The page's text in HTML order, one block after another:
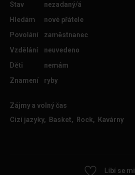
Stav
nezadaný/á
Hledám
nové přátele
Povolání
zaměstnanec
Vzdělání
neuvedeno
Děti
nemám
Znamení
ryby
Zájmy a volný čas
Cizí jazyky, Basket, Rock, Kavárny
Líbí se mi